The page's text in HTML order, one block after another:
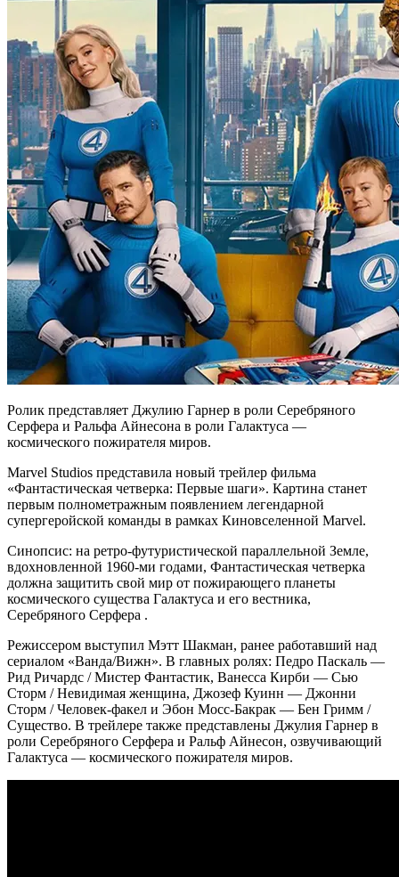
Ролик представляет Джулию Гарнер в роли Серебряного
Серфера и Ральфа Айнесона в роли Галактуса —
космического пожирателя миров.
Marvel Studios представила новый трейлер фильма
«Фантастическая четверка: Первые шаги». Картина станет
первым полнометражным появлением легендарной
супергеройской команды в рамках Киновселенной Marvel.
Синопсис: на ретро-футуристической параллельной Земле,
вдохновленной 1960-ми годами, Фантастическая четверка
должна защитить свой мир от пожирающего планеты
космического существа Галактуса и его вестника,
Серебряного Серфера .
Режиссером выступил Мэтт Шакман, ранее работавший над
сериалом «Ванда/Вижн». В главных ролях:​ Педро Паскаль —
Рид Ричардс / Мистер Фантастик​, Ванесса Кирби — Сью
Сторм / Невидимая женщина​, Джозеф Куинн — Джонни
Сторм / Человек-факел​ и Эбон Мосс-Бакрак — Бен Гримм /
Существо​. В трейлере также представлены Джулия Гарнер в
роли Серебряного Серфера и Ральф Айнесон, озвучивающий
Галактуса — космического пожирателя миров.